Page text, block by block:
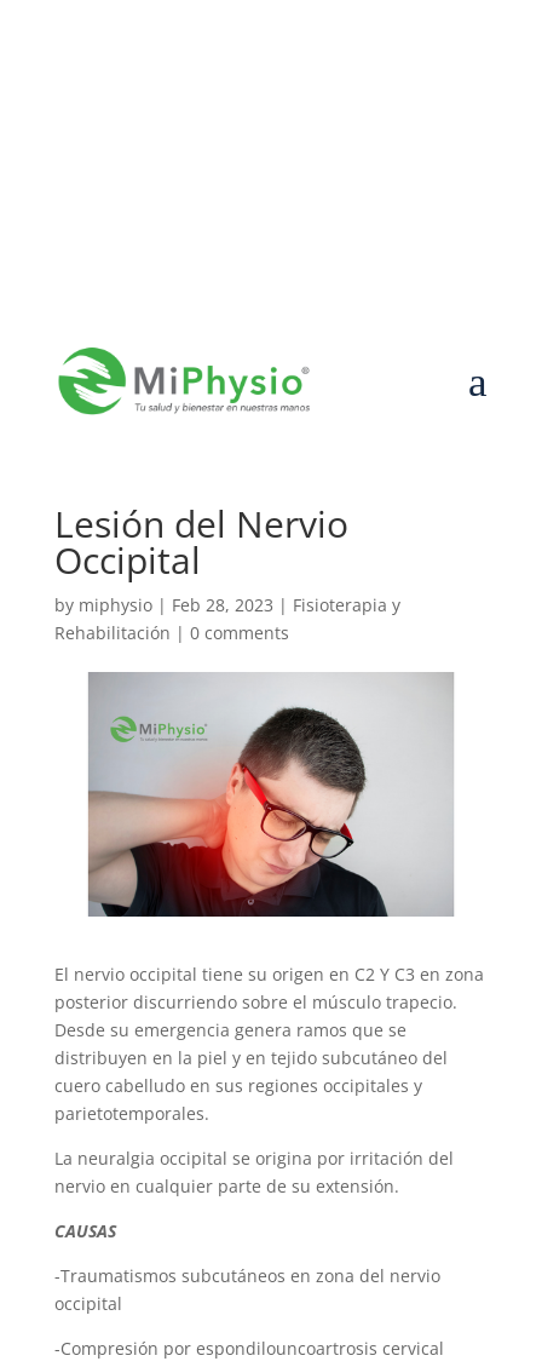
a
Lesión del Nervio
Occipital
by miphysio| Feb 28, 2023 | Fisioterapia y
Rehabilitación | 0 comments
El nervio occipital tiene su origen en C2 Y C3 en zona
posterior discurriendo sobre el músculo trapecio.
Desde su emergencia genera ramos que se
distribuyen en la piel y en tejido subcutáneo del
cuero cabelludo en sus regiones occipitales y
parietotemporales.
La neuralgia occipital se origina por irritación del
nervio en cualquier parte de su extensión.
CAUSAS
-Traumatismos subcutáneos en zona del nervio
occipital
-Compresión por espondilouncoartrosis cervical